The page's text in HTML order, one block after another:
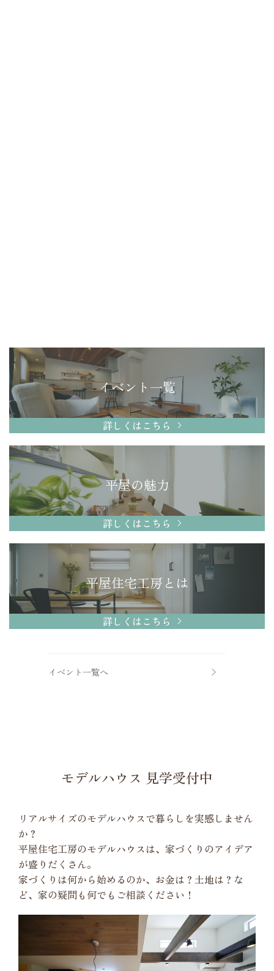
イベント一覧
詳しくはこちら
平屋の魅力
詳しくはこちら
平屋住宅工房とは
詳しくはこちら
イベント一覧へ
モデルハウス 見学受付中
リアルサイズのモデルハウスで暮らしを実感しません
か？
平屋住宅工房のモデルハウスは、家づくりのアイデア
が盛りだくさん。
家づくりは何から始めるのか、お金は？土地は？な
ど、家の疑問も何でもご相談ください！